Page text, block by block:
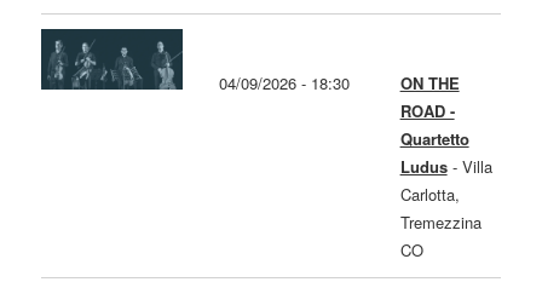
04/09/2026 - 18:30
ON THE
ROAD -
Quartetto
Ludus- Villa
Carlotta,
Tremezzina
CO